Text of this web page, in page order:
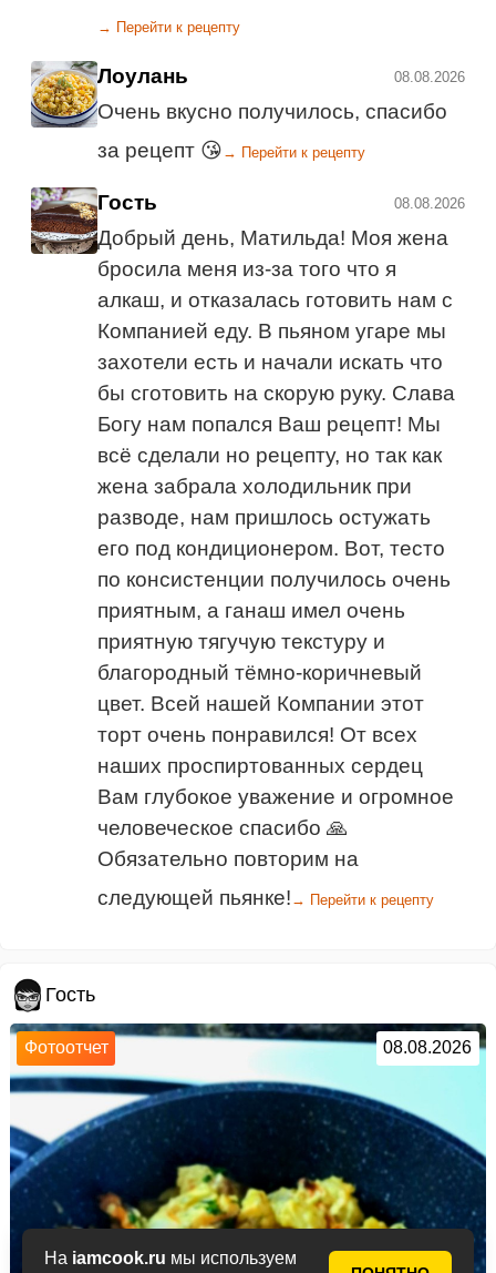
На iamcook.ru мы используем
→ Перейти к рецепту
Лоулань 08.08.2026
Очень вкусно получилось, спасибо
за рецепт 😘 → Перейти к рецепту
Гость 08.08.2026
Добрый день, Матильда! Моя жена
бросила меня из-за того что я
алкаш, и отказалась готовить нам с
Компанией еду. В пьяном угаре мы
захотели есть и начали искать что
бы сготовить на скорую руку. Слава
Богу нам попался Ваш рецепт! Мы
всё сделали но рецепту, но так как
жена забрала холодильник при
разводе, нам пришлось остужать
его под кондиционером. Вот, тесто
по консистенции получилось очень
приятным, а ганаш имел очень
приятную тягучую текстуру и
благородный тёмно-коричневый
цвет. Всей нашей Компании этот
торт очень понравился! От всех
наших проспиртованных сердец
Вам глубокое уважение и огромное
человеческое спасибо 🙏
Обязательно повторим на
следующей пьянке! → Перейти к рецепту
Гость
Фотоотчет 08.08.2026